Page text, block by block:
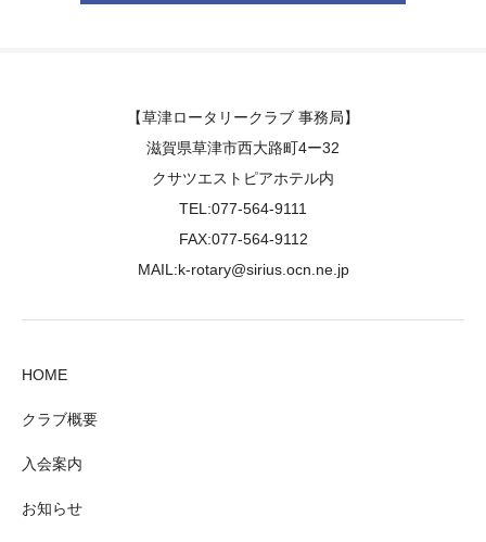
【草津ロータリークラブ 事務局】
滋賀県草津市西大路町4ー32
クサツエストピアホテル内
TEL:077-564-9111
FAX:077-564-9112
MAIL:k-rotary@sirius.ocn.ne.jp
HOME
クラブ概要
入会案内
お知らせ